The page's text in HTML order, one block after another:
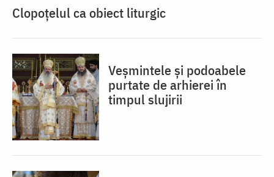
Clopoțelul ca obiect liturgic
Veșmintele și podoabele
purtate de arhierei în
timpul slujirii